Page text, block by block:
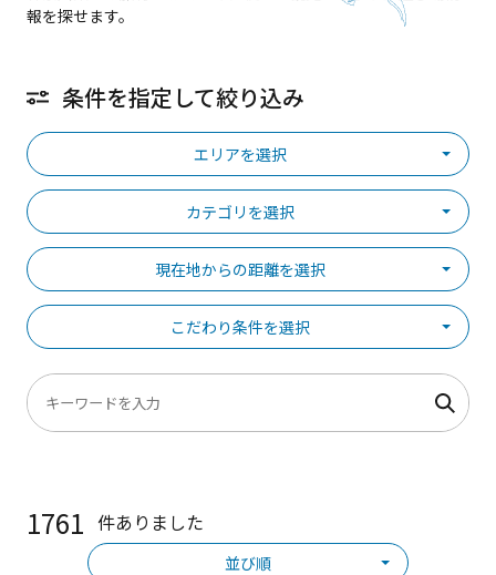
報を探せます。
条件を指定して絞り込み
エリアを選択
カテゴリを選択
現在地からの距離を選択
こだわり条件を選択
1761 件ありました
並び順